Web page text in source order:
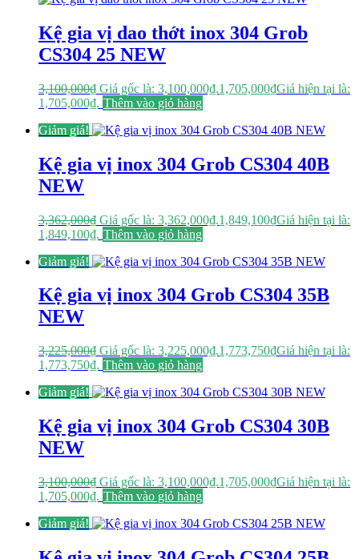
Kệ gia vị dao thớt inox 304 Grob
CS304 25 NEW
3,100,000₫ Giá gốc là: 3,100,000₫.1,705,000₫Giá hiện tại là:
1,705,000₫. Thêm vào giỏ hàng
Giảm giá!
Kệ gia vị inox 304 Grob CS304 40B
NEW
3,362,000₫ Giá gốc là: 3,362,000₫.1,849,100₫Giá hiện tại là:
1,849,100₫. Thêm vào giỏ hàng
Giảm giá!
Kệ gia vị inox 304 Grob CS304 35B
NEW
3,225,000₫ Giá gốc là: 3,225,000₫.1,773,750₫Giá hiện tại là:
1,773,750₫. Thêm vào giỏ hàng
Giảm giá!
Kệ gia vị inox 304 Grob CS304 30B
NEW
3,100,000₫ Giá gốc là: 3,100,000₫.1,705,000₫Giá hiện tại là:
1,705,000₫. Thêm vào giỏ hàng
Giảm giá!